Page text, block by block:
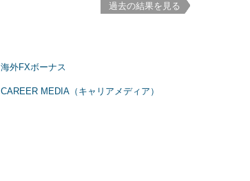
過去の結果を見る
海外FXボーナス
CAREER MEDIA（キャリアメディア）